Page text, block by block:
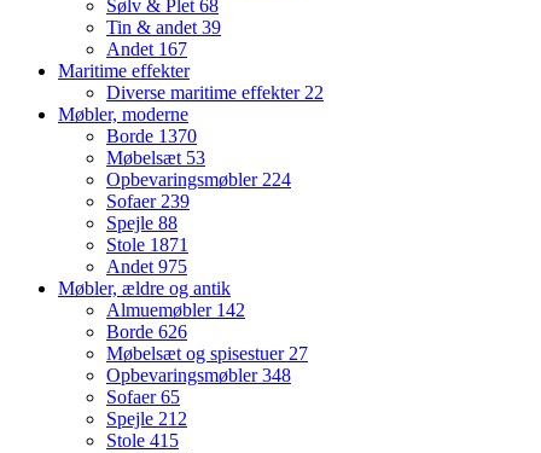
Sølv & Plet 68
Tin & andet 39
Andet 167
Maritime effekter
Diverse maritime effekter 22
Møbler, moderne
Borde 1370
Møbelsæt 53
Opbevaringsmøbler 224
Sofaer 239
Spejle 88
Stole 1871
Andet 975
Møbler, ældre og antik
Almuemøbler 142
Borde 626
Møbelsæt og spisestuer 27
Opbevaringsmøbler348
Sofaer65
Spejle 212
Stole 415